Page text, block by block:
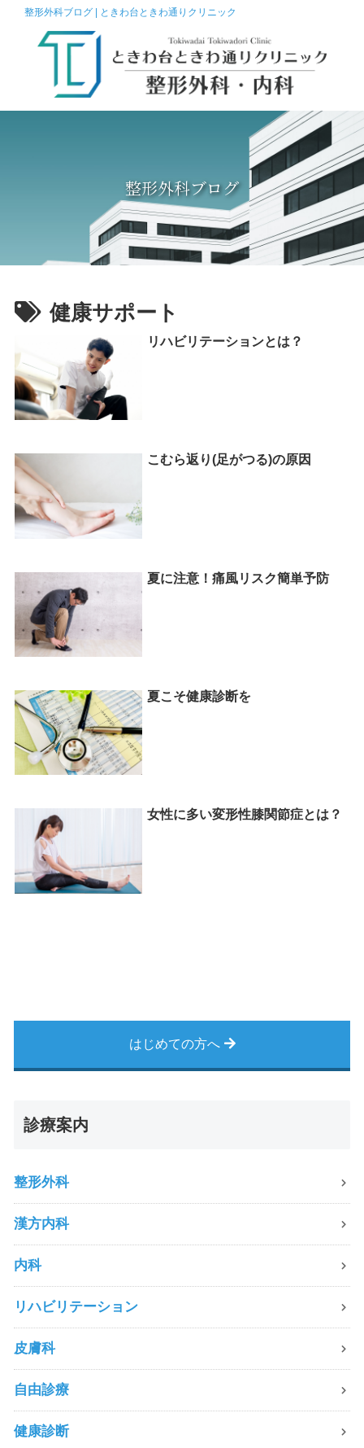
整形外科ブログ | ときわ台ときわ通りクリニック
整形外科ブログ
健康サポート
リハビリテーションとは？
こむら返り(足がつる)の原因
夏に注意！痛風リスク簡単予防
夏こそ健康診断を
女性に多い変形性膝関節症とは？
はじめての方へ
診療案内
整形外科
漢方内科
内科
リハビリテーション
皮膚科
自由診療
健康診断